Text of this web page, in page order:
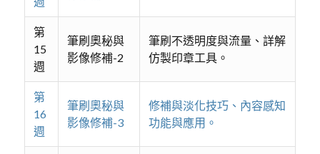
第
15
週
筆刷奧秘與
影像修補-2
筆刷不透明度與流量、詳解
仿製印章工具。
第
16
週
筆刷奧秘與
影像修補-3
修補與淡化技巧、內容感知
功能與應用。